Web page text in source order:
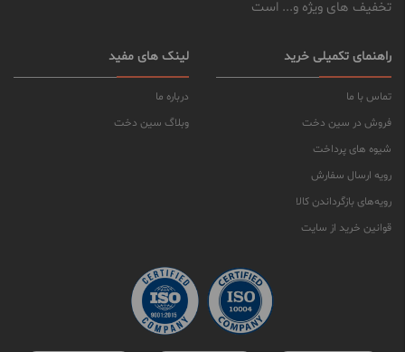
تخفیف های ویژه و... است
راهنمای تکمیلی خرید
تماس با ما
فروش در سین دخت
شیوه های پرداخت
رویه ارسال سفارش
رویه‌های بازگرداندن کالا
قوانین خرید از سایت
لینک های مفید
درباره ما
وبلاگ سین دخت